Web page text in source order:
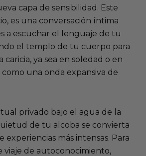
capa de sensibilidad. Este
es una conversación íntima
a escuchar el lenguaje de tu
el templo de tu cuerpo para
ya sea en soledad o en
una onda expansiva de
privado bajo el agua de la
de tu alcoba se convierta
experiencias más intensas. Para
viaje de autoconocimiento,